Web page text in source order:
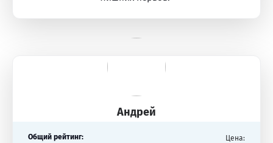
Андрей
Общий рейтинг: Цена: